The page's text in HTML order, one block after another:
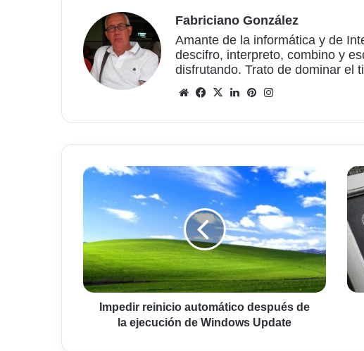
Fabriciano González
Amante de la informática y de
descifro, interpreto, combino y
disfrutando. Trato de dominar el
Sitio
Facebook
X LinkedInPinterest
Impedir
automático
después
la
ejecución
de
Windows
Update
Impedir reinicio automático después de
la ejecución de Windows Update
en
XP